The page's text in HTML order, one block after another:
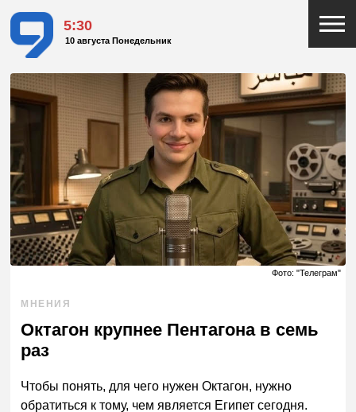
5:30
10 августа Понедельник
Фото: "Телеграм"
МНЕНИЯ
Октагон крупнее Пентагона в семь
раз
Чтобы понять, для чего нужен Октагон, нужно
обратиться к тому, чем является Египет сегодня.